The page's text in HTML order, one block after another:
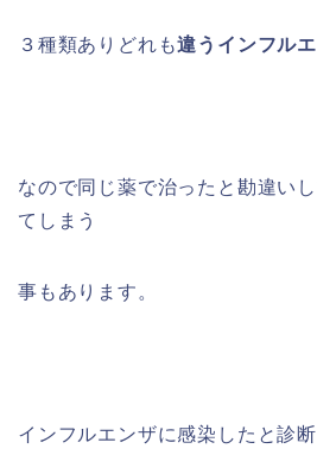
３種類ありどれも違うインフル
なので同じ薬で治ったと勘違い
てしまう
事もあります。
インフルエンザに感染したと診